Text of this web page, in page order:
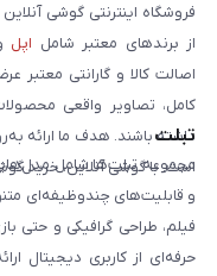
فروشگاه اینترنتی گوشی
از برندهای معتبر شامل اپل
اصالت کالا و گارانتی
کامل، تصاویر واقعی
داشته باشند. هدف ما ارائه
است. با گوشی آنلاین، خرید
تبلت
مجموعه تبلت‌ها شامل
و قابلیت‌های چندوظیفه‌ای
فیلم، طراحی گرافیکی و حتی
حرفه‌ای از کاربری دیجیتال